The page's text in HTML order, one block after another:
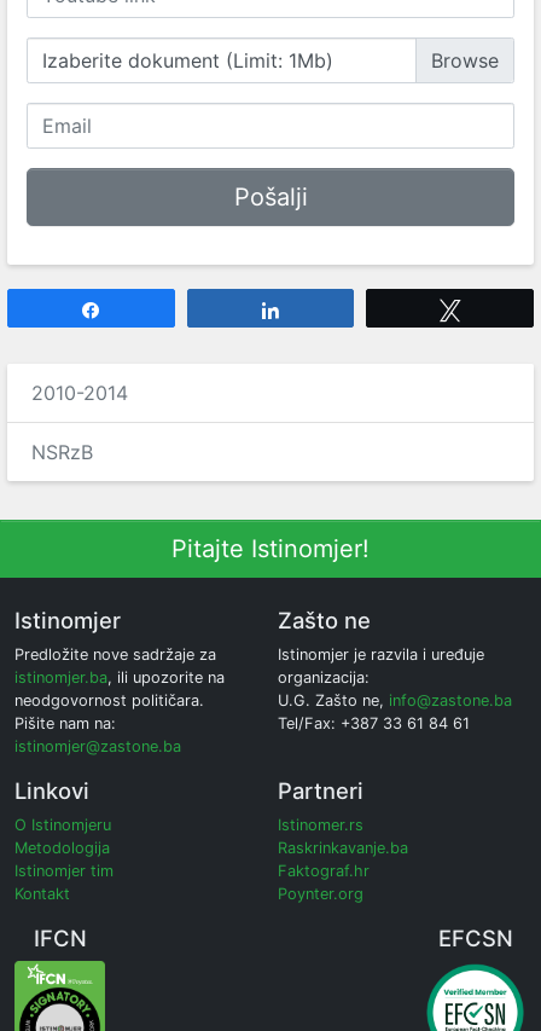
Izaberite dokument (Limit: 1Mb)
2010-2014
NSRzB
Pitajte Istinomjer!
Istinomjer
Predložite nove sadržaje za
istinomjer.ba, ili upozorite na
neodgovornost političara.
Pišite nam na:
istinomjer@zastone.ba
Zašto ne
Istinomjer je razvila i uređuje
organizacija:
U.G. Zašto ne, info@zastone.ba
Tel/Fax: +387 33 61 84 61
Linkovi
O Istinomjeru
Metodologija
Istinomjer tim
Kontakt
Partneri
Istinomer.rs
Raskrinkavanje.ba
Faktograf.hr
Poynter.org
IFCN EFCSN